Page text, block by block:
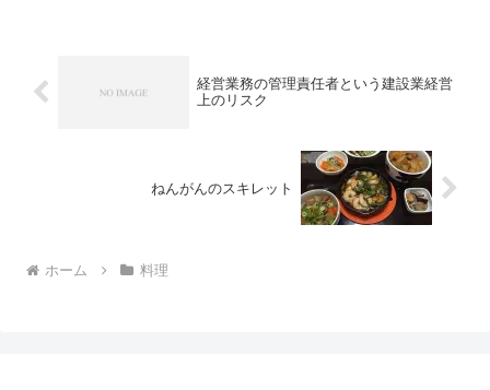
経営業務の管理責任者という建設業経営
上のリスク
ねんがんのスキレット
ホーム 料理